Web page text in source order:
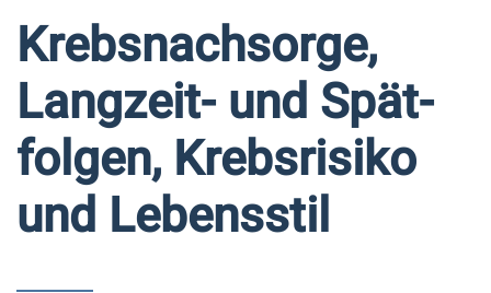
Krebs­nach­sorge,
Langzeit- und Spät­
folgen, Krebs­risiko
und Lebensstil